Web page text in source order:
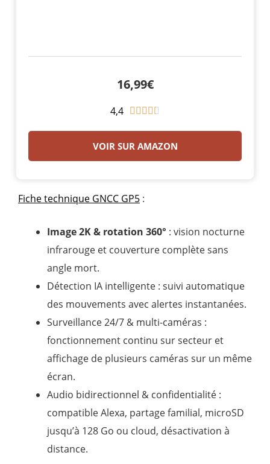
16,99€
4,4     
t
u
r
VOIR SUR AMAZON
Fiche technique GNCC GP5 :
Image 2K & rotation 360° : vision nocturne
infrarouge et couverture complète sans
angle mort.
Détection IA intelligente : suivi automatique
des mouvements avec alertes instantanées.
Surveillance 24/7 & multi-caméras :
fonctionnement continu sur secteur et
affichage de plusieurs caméras sur un même
écran.
Audio bidirectionnel & confidentialité :
compatible Alexa, partage familial, microSD
jusqu’à 128 Go ou cloud, désactivation à
distance.